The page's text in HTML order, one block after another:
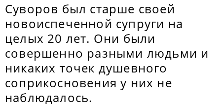
Суворов был старше своей
новоиспеченной супруги на
целых 20 лет. Они были
совершенно разными людьми и
никаких точек душевного
соприкосновения у них не
наблюдалось.